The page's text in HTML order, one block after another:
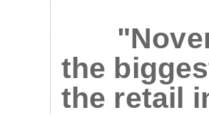
the
the retail